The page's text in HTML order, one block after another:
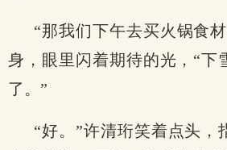
“那我们下午去买火锅食
身，眼里闪着期待的光，“下
了。”
“好。”许清珩笑着点头，